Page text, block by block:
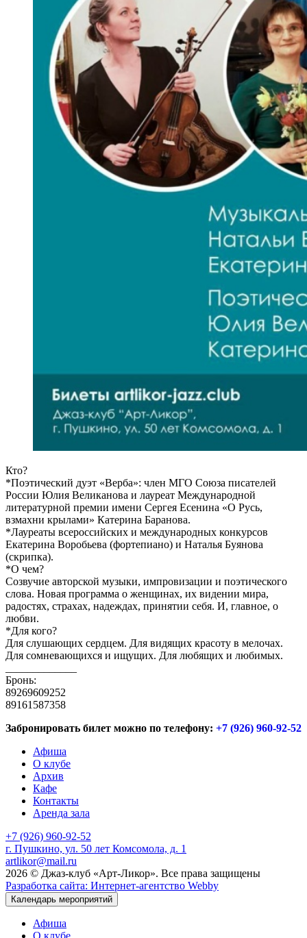
Кто?
*Поэтический дуэт «Верба»: член МГО Союза писателей
России Юлия Великанова и лауреат Международной
литературной премии имени Сергея Есенина «О Русь,
взмахни крылами» Катерина Баранова.
*Лауреаты всероссийских и международных конкурсов
Екатерина Воробьева (фортепиано) и Наталья Буянова
(скрипка).
*О чем?
Созвучие авторской музыки, импровизации и поэтического
слова. Новая программа о женщинах, их видении мира,
радостях, страхах, надеждах, принятии себя. И, главное, о
любви.
*Для кого?
Для слушающих сердцем. Для видящих красоту в мелочах.
Для сомневающихся и ищущих. Для любящих и любимых.
Бронь:
89269609252
89161587358
Забронировать билет можно по телефону: +7 (926) 960-92-52
Афиша
О клубе
Архив
Кафе
Контакты
Аренда зала
+7 (926) 960-92-52
г. Пушкино, ул. 50 лет Комсомола, д. 1
artlikor@mail.ru
2026 © Джаз-клуб «Арт-Ликор». Все права защищены
Разработка сайта: Интернет-агентство Webby
Календарь мероприятий
Афиша
О клубе